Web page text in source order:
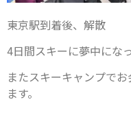
東京駅到着後、解散
4日間スキーに夢中にな
またスキーキャンプで
ます。